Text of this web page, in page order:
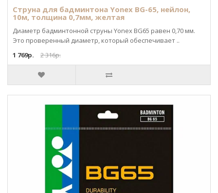
Струна для бадминтона Yonex BG-65, нейлон,
10м, толщина 0,7мм, желтая
Диаметр бадминтонной струны Yonex BG65 равен 0,70 мм.
Это проверенный диаметр, который обеспечивает ..
1 769р.
2 316р.